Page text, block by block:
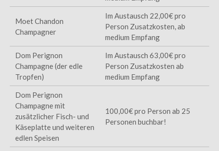
Moet Chandon
Champagner
Im Austausch 22,00€ pro
Person Zusatzkosten, ab
medium Empfang
Dom Perignon
Champagne (der edle
Tropfen)
Im Austausch 63,00€ pro
Person Zusatzkosten ab
medium Empfang
Dom Perignon
Champagne mit
zusätzlicher Fisch- und
Käseplatte und weiteren
edlen Speisen
100,00€ pro Person ab 25
Personen buchbar!